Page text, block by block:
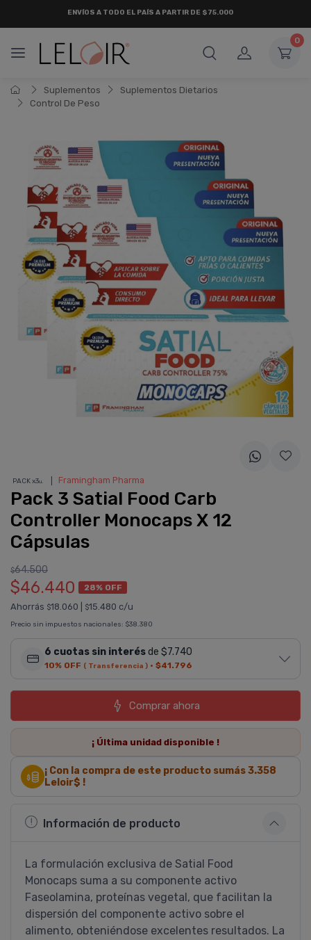
¡ HASTA 6 CUOTAS SIN INTERÉSY 18 CUOTAS FIJAS !
0
Suplementos
Suplementos Dietarios
Control De Peso
PACK x3u. Framingham Pharma
Pack 3 Satial Food Carb
Controller Monocaps X 12
Cápsulas
$64.500
$46.440 28% OFF
Ahorrás $18.060 $15.480 c/u
Precio sin impuestos nacionales: $38.380
6 cuotas sin interésde $7.740
10% OFF ( Transferencia ) · $41.796
Comprar ahora
¡ Última unidad disponible !
¡ Con la compra de este producto sumás3.358
Leloir$ !
Información de producto
La formulación exclusiva de Satial Food
Monocaps suma a su componente activo
Faseolamina, proteínas vegetal, que facilitan la
dispersión del componente activo sobre el
alimento, obteniéndose excelentes resultados. La